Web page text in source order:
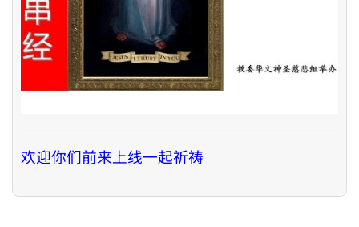
欢迎你们前来上线一起祈祷